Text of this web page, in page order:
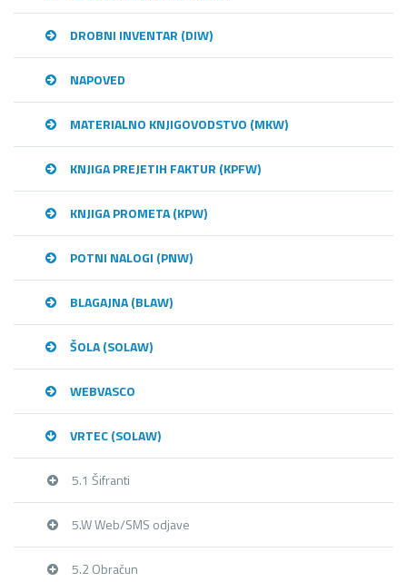
DROBNI INVENTAR (DIW)
NAPOVED
MATERIALNO KNJIGOVODSTVO (MKW)
KNJIGA PREJETIH FAKTUR (KPFW)
KNJIGA PROMETA (KPW)
POTNI NALOGI (PNW)
BLAGAJNA (BLAW)
ŠOLA (SOLAW)
WEBVASCO
VRTEC (SOLAW)
5.1 Šifranti
5.W Web/SMS odjave
5.2 Obračun